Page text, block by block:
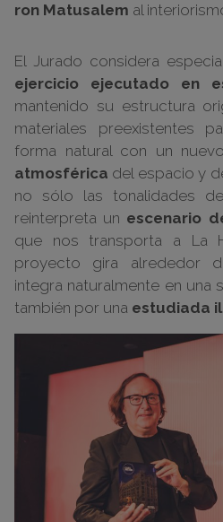
ron Matusalem al
El Jurado considera
ejercicio ejecutado en
mantenido su estructura
materiales preexistentes
forma natural con un
atmosférica del espacio y
no sólo las tonalidades
reinterpreta un escenario
que nos transporta a La
proyecto gira alrededor
integra naturalmente en una
también por una estudiada